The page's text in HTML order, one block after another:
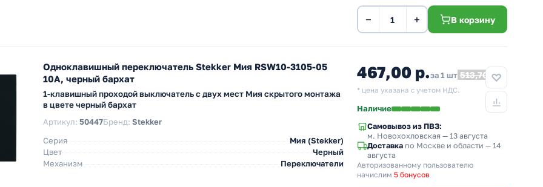
− + В корзину
Одноклавишный переключатель Stekker Мия RSW10-3105-05
10A, черный бархат
1-клавишный проходой выключатель с двух мест Мия скрытого монтажа
в цвете черный бархат
Артикул: 50447Бренд: Stekker
Серия
Мия (Stekker)
Цвет
Черный
Механизм
Переключатели
467,00 р.за 1 шт 513,70
* цена указана с учетом НДС.
Наличие
Самовывоз из ПВЗ:
м. Новохохловская — 13 августа
Доставка по Москве и области — 14
августа
Авторизованному пользователю
начислим 5 бонусов